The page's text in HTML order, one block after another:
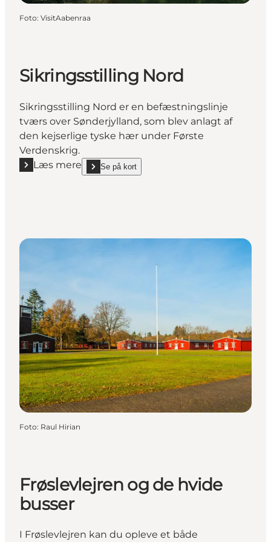
Foto: VisitAabenraa
Sikringsstilling Nord
Sikringsstilling Nord er en befæstningslinje
tværs over Sønderjylland, som blev anlagt af
den kejserlige tyske hær under Første
Verdenskrig.
Læs mere
Læs mere "Sikringsstilling Nord"
Se på kort
show Sikringsstilling Nord on_map
Foto: Raul Hirian
Frøslevlejren og de hvide
busser
I Frøslevlejren kan du opleve et både